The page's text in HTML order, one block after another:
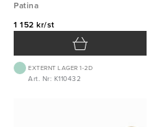
Patina
1 152 kr/st
EXTERNT LAGER 1-2D
Art. Nr: K110432